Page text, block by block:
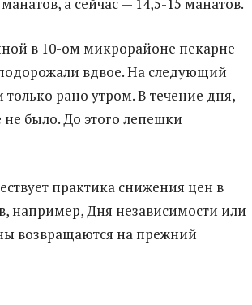
в 10-ом микрорайоне пекарне
вдвое. На следующий
рано утром. В течение дня,
было. До этого лепешки
практика снижения цен в
например, Дня независимости или
возвращаются на прежний